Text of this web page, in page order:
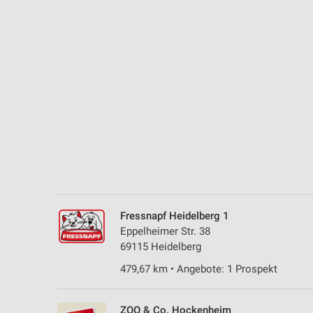
Fressnapf Heidelberg 1
Eppelheimer Str. 38
69115 Heidelberg
479,67 km • Angebote: 1 Prospekt
ZOO & Co. Hockenheim
Notwendig